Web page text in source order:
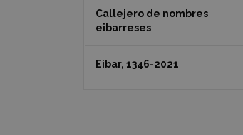
Callejero de nombres
eibarreses
Eibar, 1346-2021